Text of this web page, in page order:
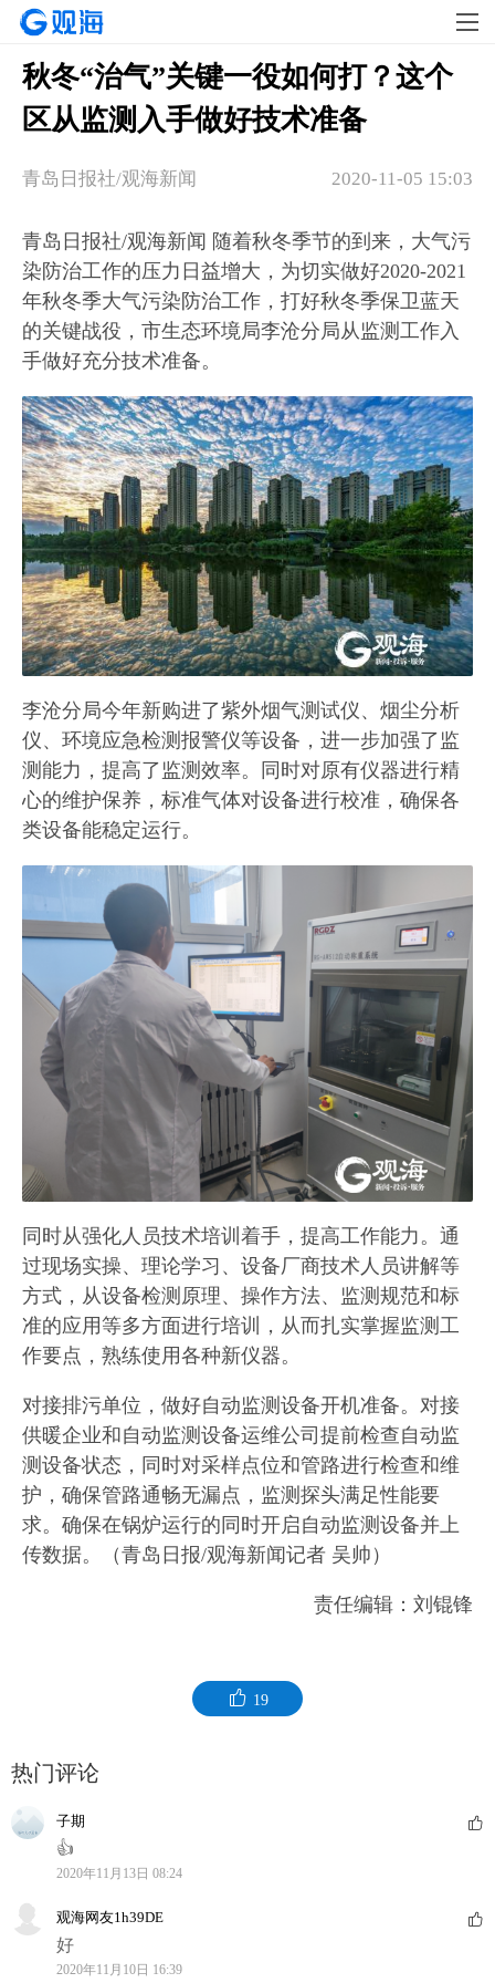
秋冬“治气”关键一役如何打？这个
区从监测入手做好技术准备
2020-11-05 15:03
青岛日报社/观海新闻
青岛日报社/观海新闻 随着秋冬季节的到来，大气污
染防治工作的压力日益增大，为切实做好2020-2021
年秋冬季大气污染防治工作，打好秋冬季保卫蓝天
的关键战役，市生态环境局李沧分局从监测工作入
手做好充分技术准备。
李沧分局今年新购进了紫外烟气测试仪、烟尘分析
仪、环境应急检测报警仪等设备，进一步加强了监
测能力，提高了监测效率。同时对原有仪器进行精
心的维护保养，标准气体对设备进行校准，确保各
类设备能稳定运行。
同时从强化人员技术培训着手，提高工作能力。通
过现场实操、理论学习、设备厂商技术人员讲解等
方式，从设备检测原理、操作方法、监测规范和标
准的应用等多方面进行培训，从而扎实掌握监测工
作要点，熟练使用各种新仪器。
对接排污单位，做好自动监测设备开机准备。对接
供暖企业和自动监测设备运维公司提前检查自动监
测设备状态，同时对采样点位和管路进行检查和维
护，确保管路通畅无漏点，监测探头满足性能要
求。确保在锅炉运行的同时开启自动监测设备并上
传数据。（青岛日报/观海新闻记者 吴帅）
责任编辑：刘锟锋
19
热门评论
子期
👍
2020年11月13日 08:24
观海网友1h39DE
好
2020年11月10日 16:39